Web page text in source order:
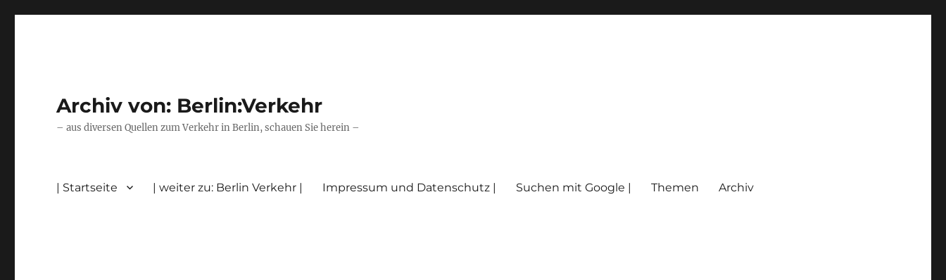
Archiv von: Berlin:Verkehr
– aus diversen Quellen zum Verkehr in Berlin, schauen Sie herein –
| Startseite | weiter zu: Berlin Verkehr | Impressum und Datenschutz | Suchen mit Google | Themen Archiv